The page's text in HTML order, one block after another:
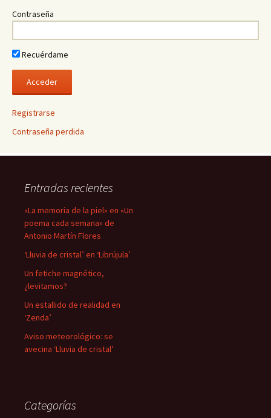
Contraseña
Recuérdame
Registrarse
Contraseña perdida
Entradas recientes
«La memoria de la piel» en «Un
poema cada semana» de
Antonio Martín Flores
‘Lluvia de cristal’ en ‘Librújula’
Un fetiche magnético,
¿levitamos?
Un estallido de realidad en
‘Zenda’
Aviso meteorológico: se
avecina ‘Lluvia de cristal’
Categorías